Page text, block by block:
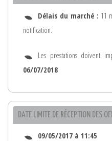
Délais du marché : 11
notification.
Les prestations doivent
06/07/2018
DATE LIMITE DE RÉCEPTION DES
09/05/2017 à 11:45